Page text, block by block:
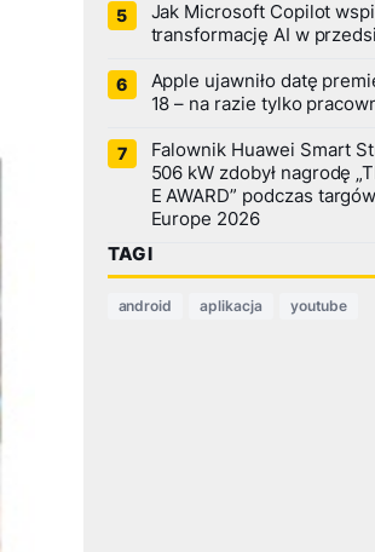
Jak Microsoft Copilot
transformację AI w
Apple ujawniło datę
18 – na razie tylko
Falownik Huawei Smart
506 kW zdobył nagrodę
E AWARD” podczas
Europe 2026
TAGI
android aplikacja youtube